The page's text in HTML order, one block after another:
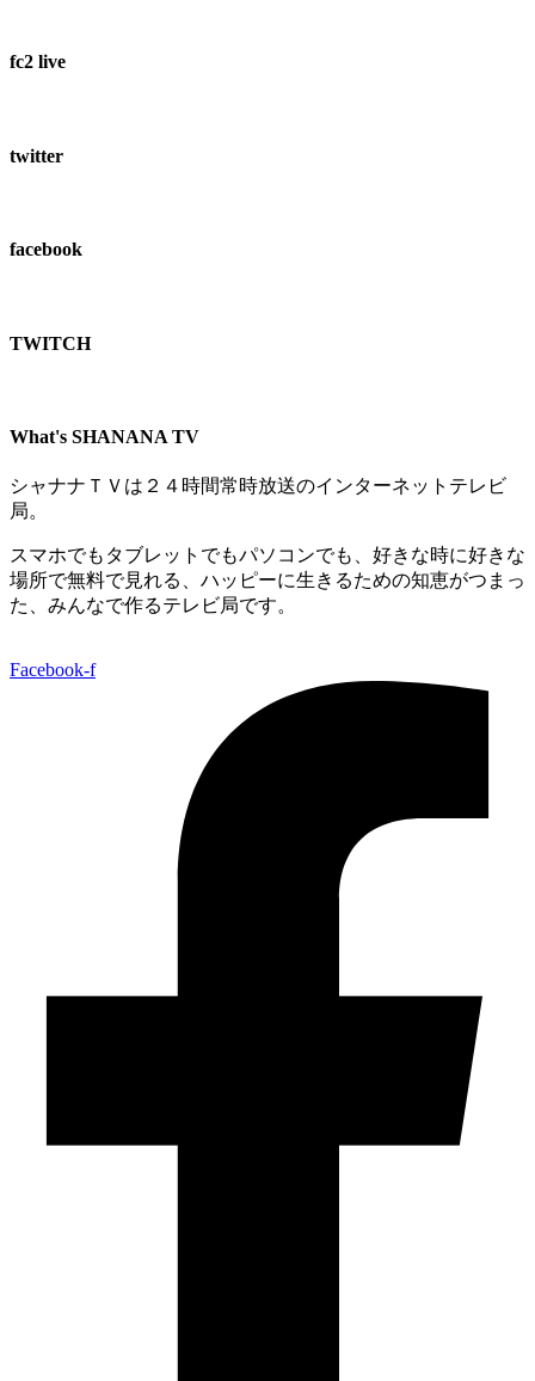
fc2 live
twitter
facebook
TWITCH​
What's SHANANA TV
シャナナＴＶは２４時間常時放送のインターネットテレビ
局。
スマホでもタブレットでもパソコンでも、好きな時に好きな
場所で無料で見れる、 ハッピーに生きるための知恵がつまっ
た、みんなで作るテレビ局です。
Facebook-f